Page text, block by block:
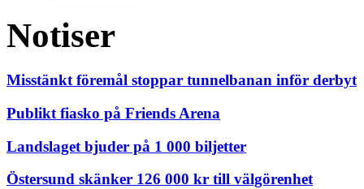
Notiser
Misstänkt föremål stoppar tunnelbanan inför derbyt
Publikt fiasko på Friends Arena
Landslaget bjuder på 1 000 biljetter
Östersund skänker 126 000 kr till välgörenhet